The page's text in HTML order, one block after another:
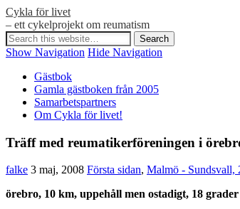
Cykla för livet
– ett cykelprojekt om reumatism
Show Navigation Hide Navigation
Gästbok
Gamla gästboken från 2005
Samarbetspartners
Om Cykla för livet!
Träff med reumatikerföreningen i
falke 3 maj, 2008 Första sidan, Malmö - Sundsvall,
örebro, 10 km, uppehåll men ostadigt, 18